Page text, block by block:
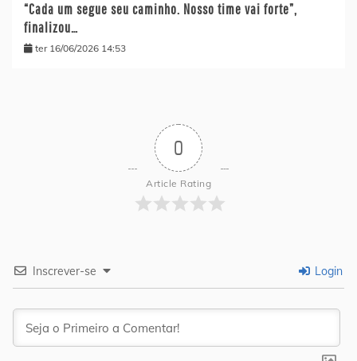
“Cada um segue seu caminho. Nosso time vai forte”,
finalizou…
ter 16/06/2026 14:53
0
Article Rating
Inscrever-se Login